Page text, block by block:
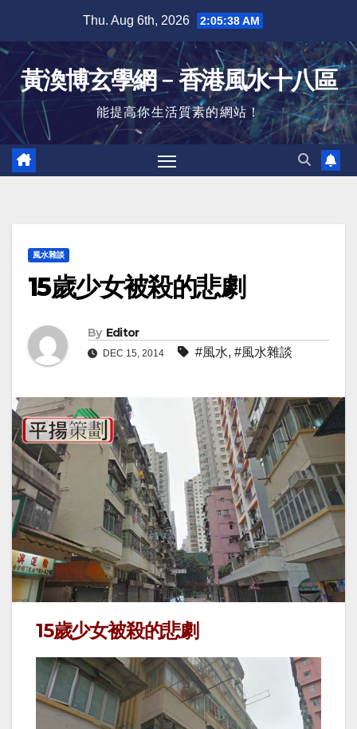
content
Thu. Aug 6th, 2026 2:05:39 AM
黃渙博玄學網﹣香港風水十八區
能提高你生活質素的網站！
風水雜談
15歲少女被殺的悲劇
By Editor
DEC 15, 2014 #風水, #風水雜談
15歲少女被殺的悲劇